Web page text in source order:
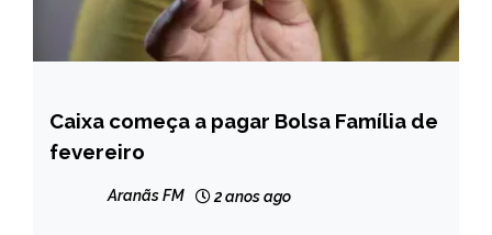
BRASIL
NOTÍCIAS
Caixa começa a pagar Bolsa Família de
fevereiro
Aranãs FM 2 anos ago